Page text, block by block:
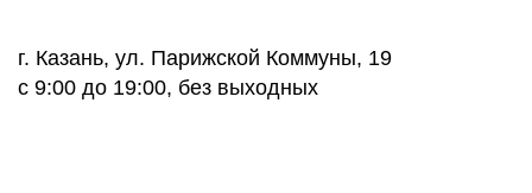
г. Казань, ул. Парижской Коммуны, 19
с 9:00 до 19:00, без выходных